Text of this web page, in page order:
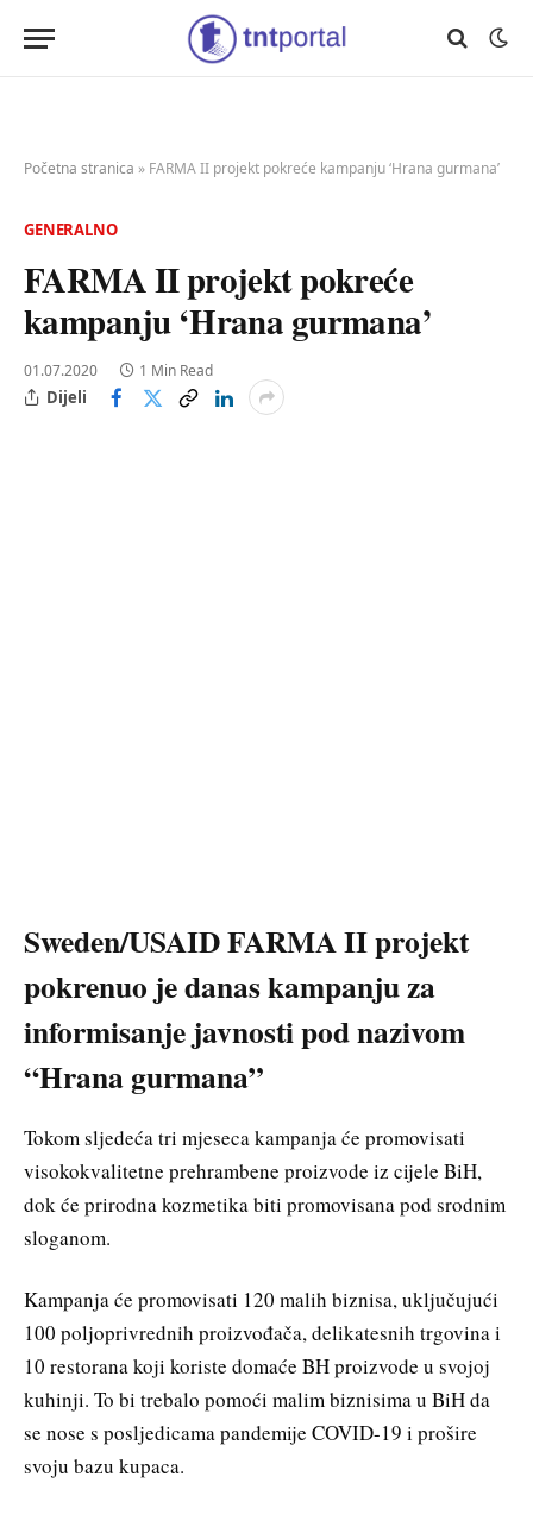
Početna stranica » FARMA II projekt pokreće kampanju ‘Hrana gurmana’
GENERALNO
FARMA II projekt pokreće
kampanju ‘Hrana gurmana’
01.07.2020 1 Min Read
Dijeli
Sweden/USAID FARMA II projekt
pokrenuo je danas kampanju za
informisanje javnosti pod nazivom
“Hrana gurmana”
Tokom sljedeća tri mjeseca kampanja će promovisati
visokokvalitetne prehrambene proizvode iz cijele BiH,
dok će prirodna kozmetika biti promovisana pod srodnim
sloganom.
Kampanja će promovisati 120 malih biznisa, uključujući
100 poljoprivrednih proizvođača, delikatesnih trgovina i
10 restorana koji koriste domaće BH proizvode u svojoj
kuhinji. To bi trebalo pomoći malim biznisima u BiH da
se nose s posljedicama pandemije COVID-19 i prošire
svoju bazu kupaca.